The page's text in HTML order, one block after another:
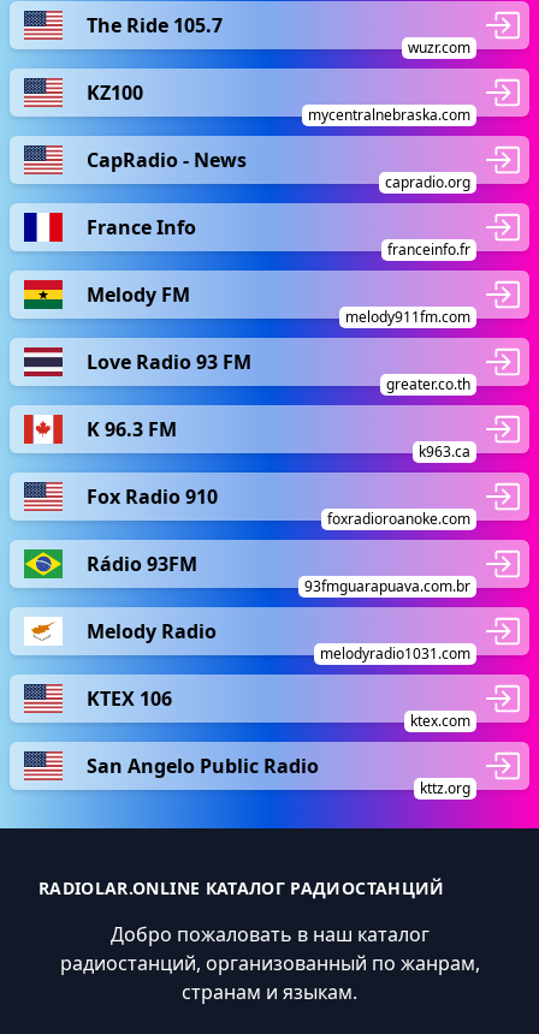
The Ride 105.7
wuzr.com
KZ100
mycentralnebraska.com
CapRadio - News
capradio.org
France Info
franceinfo.fr
Melody FM
melody911fm.com
Love Radio 93 FM
greater.co.th
K 96.3 FM
k963.ca
Fox Radio 910
foxradioroanoke.com
Rádio 93FM
93fmguarapuava.com.br
Melody Radio
melodyradio1031.com
KTEX 106
ktex.com
San Angelo Public Radio
kttz.org
RADIOLAR.ONLINE КАТАЛОГ РАДИОСТАНЦИЙ
Добро пожаловать в наш каталог
радиостанций, организованный по жанрам,
странам и языкам.